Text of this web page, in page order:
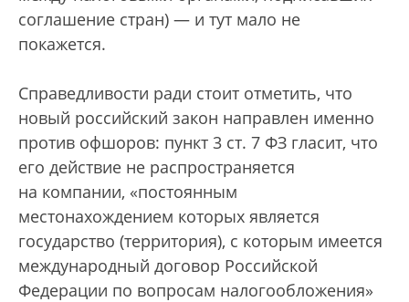
соглашение стран) — и тут мало не
покажется.
Справедливости ради стоит отметить, что
новый российский закон направлен именно
против офшоров: пункт 3 ст. 7 ФЗ гласит, что
его действие не распространяется
на компании, «постоянным
местонахождением которых является
государство (территория), с которым имеется
международный договор Российской
Федерации по вопросам налогообложения»